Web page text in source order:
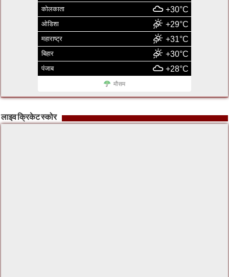
कोलकाता +30°C
ओडिशा +29°C
महाराष्ट्र +31°C
बिहार +30°C
पंजाब +28°C
मौसम
लाइव क्रिकेट स्कोर